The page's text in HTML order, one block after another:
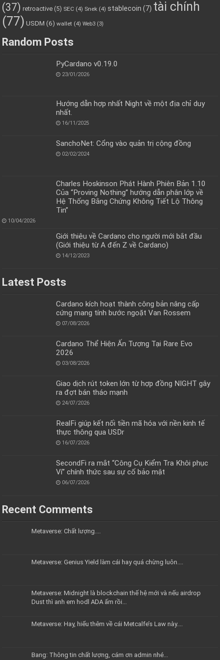
(37) retroactive (5) SEC (4) Snek (4) stablecoin (7) tài chính
(77) USDM (6) wallet (4) Web3 (3)
Random Posts
PyCardano v0.19.0
23/01/2026
Hướng dẫn hợp nhất Night về một địa chỉ duy
nhất.
16/11/2025
SanchoNet: Cổng vào quản trị cộng đồng
02/02/2024
Charles Hoskinson Phát Hành Phiên Bản 1.10
Của “Proving Nothing” hướng dẫn phân lớp về
Hệ Thống Bằng Chứng Không Tiết Lộ Thông
Tin”
10/04/2026
Giới thiệu về Cardano cho người mới bắt đầu
(Giới thiệu từ A đến Z về Cardano)
14/12/2023
Latest Posts
Cardano kích hoạt thành công bản nâng cấp
cứng mang tính bước ngoặt Van Rossem
07/08/2026
Cardano Thể Hiện Ấn Tượng Tại Rare Evo
2026
03/08/2026
Giao dịch rút token lớn từ hợp đồng NIGHT gây
ra đợt bán tháo mạnh
24/07/2026
RealFi giúp kết nối tiền mã hóa với nền kinh tế
thực thông qua USDr
16/07/2026
SecondFi ra mắt “Công Cụ Kiểm Tra Khôi phục
Ví” chính thức sau sự cố bảo mật
06/07/2026
Recent Comments
Metaverse: Chất lượng....
Metaverse: Genius Yield làm cái hay quá chừng luôn....
Metaverse: Midnight là blockchain thế hệ mới và nếu airdrop
Dust thì anh em hodl ADA ấm rồi...
Metaverse: Hay, hiểu thêm về cái Metcalfe’s Law này....
Bang: Thông tin chất lượng, cám ơn admin nhé...